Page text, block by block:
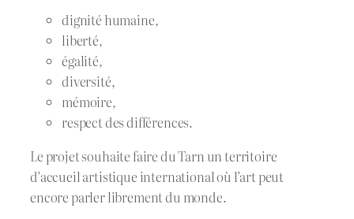
dignité humaine,
liberté,
égalité,
diversité,
mémoire,
respect des différences.
Le projet souhaite faire du Tarn un territoire
d’accueil artistique international où l’art peut
encore parler librement du monde.